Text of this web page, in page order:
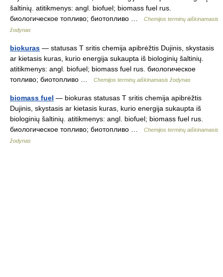
šaltinių. atitikmenys: angl. biofuel; biomass fuel rus.
биологическое топливо; биотопливо …
Chemijos terminų aiškinamasis
žodynas
biokuras — statusas T sritis chemija apibrėžtis Dujinis, skystasis
ar kietasis kuras, kurio energija sukaupta iš biologinių šaltinių.
atitikmenys: angl. biofuel; biomass fuel rus. биологическое
топливо; биотопливо …
Chemijos terminų aiškinamasis žodynas
biomass fuel — biokuras statusas T sritis chemija apibrėžtis
Dujinis, skystasis ar kietasis kuras, kurio energija sukaupta iš
biologinių šaltinių. atitikmenys: angl. biofuel; biomass fuel rus.
биологическое топливо; биотопливо …
Chemijos terminų aiškinamasis
žodynas